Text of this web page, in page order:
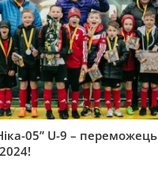
05” U-9 – переможець